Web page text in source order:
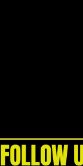
FOLLOW